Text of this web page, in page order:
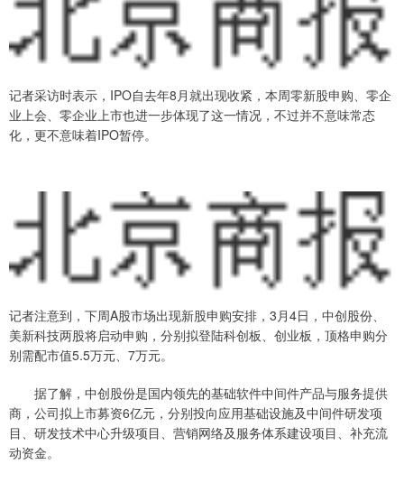
记者采访时表示，IPO自去年8月就出现收紧，本周零新股申购、零企
业上会、零企业上市也进一步体现了这一情况，不过并不意味常态
化，更不意味着IPO暂停。
记者注意到，下周A股市场出现新股申购安排，3月4日，中创股份、
美新科技两股将启动申购，分别拟登陆科创板、创业板，顶格申购分
别需配市值5.5万元、7万元。
据了解，中创股份是国内领先的基础软件中间件产品与服务提供
商，公司拟上市募资6亿元，分别投向应用基础设施及中间件研发项
目、研发技术中心升级项目、营销网络及服务体系建设项目、补充流
动资金。